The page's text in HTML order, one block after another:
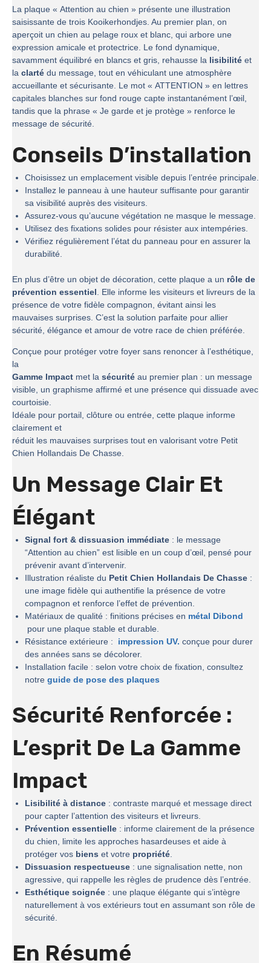
La plaque « Attention au chien » présente une illustration
saisissante de trois Kooikerhondjes. Au premier plan, on
aperçoit un chien au pelage roux et blanc, qui arbore une
expression amicale et protectrice. Le fond dynamique,
savamment équilibré en blancs et gris, rehausse la lisibilité et
la clarté du message, tout en véhiculant une atmosphère
accueillante et sécurisante. Le mot « ATTENTION » en lettres
capitales blanches sur fond rouge capte instantanément l’œil,
tandis que la phrase « Je garde et je protège » renforce le
message de sécurité.
Conseils D’installation
Choisissez un emplacement visible depuis l’entrée principale.
Installez le panneau à une hauteur suffisante pour garantir
sa visibilité auprès des visiteurs.
Assurez-vous qu’aucune végétation ne masque le message.
Utilisez des fixations solides pour résister aux intempéries.
Vérifiez régulièrement l’état du panneau pour en assurer la
durabilité.
En plus d’être un objet de décoration, cette plaque a un rôle de
prévention essentiel. Elle informe les visiteurs et livreurs de la
présence de votre fidèle compagnon, évitant ainsi les
mauvaises surprises. C’est la solution parfaite pour allier
sécurité, élégance et amour de votre race de chien préférée.
Conçue pour protéger votre foyer sans renoncer à l’esthétique,
la
Gamme Impact met la sécurité au premier plan : un message
visible, un graphisme affirmé et une présence qui dissuade avec
courtoisie.
Idéale pour portail, clôture ou entrée, cette plaque informe
clairement et
réduit les mauvaises surprises tout en valorisant votre Petit
Chien Hollandais De Chasse.
Un Message Clair Et
Élégant
Signal fort & dissuasion immédiate : le message
“Attention au chien” est lisible en un coup d’œil, pensé pour
prévenir avant d’intervenir.
Illustration réaliste du Petit Chien Hollandais De Chasse :
une image fidèle qui authentifie la présence de votre
compagnon et renforce l’effet de prévention.
Matériaux de qualité : finitions précises en métal Dibond
pour une plaque stable et durable.
Résistance extérieure :
impression UV. conçue pour durer
des années sans se décolorer.
Installation facile : selon votre choix de fixation, consultez
notre guide de pose des plaques
Sécurité Renforcée :
L’esprit De La Gamme
Impact
Lisibilité à distance : contraste marqué et message direct
pour capter l’attention des visiteurs et livreurs.
Prévention essentielle : informe clairement de la présence
du chien, limite les approches hasardeuses et aide à
protéger vos biens et votre propriété.
Dissuasion respectueuse : une signalisation nette, non
agressive, qui rappelle les règles de prudence dès l’entrée.
Esthétique soignée : une plaque élégante qui s’intègre
naturellement à vos extérieurs tout en assumant son rôle de
sécurité.
En Résumé